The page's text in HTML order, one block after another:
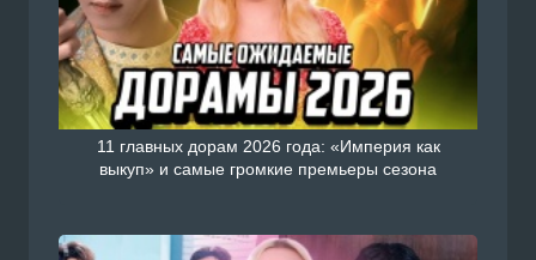
11 главных дорам 2026 года: «Империя как
выкуп» и самые громкие премьеры сезона